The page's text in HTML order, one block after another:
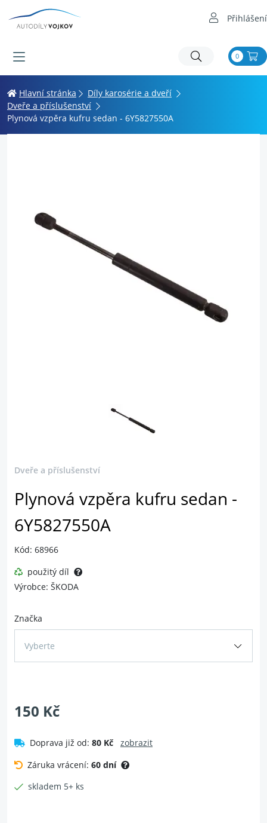
Přihlášení
0
Hlavní stránka
Díly karosérie a dveří
Dveře a příslušenství
Plynová vzpěra kufru sedan - 6Y5827550A
Dveře a příslušenství
Plynová vzpěra kufru sedan -
6Y5827550A
Kód: 68966
použitý díl
Výrobce: ŠKODA
Značka
Vyberte
150 Kč
Doprava již od: 80 Kč
zobrazit
Záruka vrácení: 60 dní
skladem 5+ ks